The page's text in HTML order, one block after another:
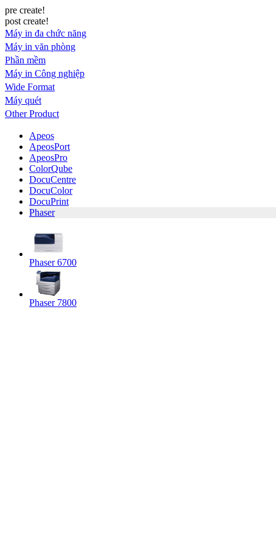
pre create!
post create!
Máy in đa chức năng
Máy in văn phòng
Phần mềm
Máy in Công nghiệp
Wide Format
Máy quét
Other Product
Apeos
ApeosPort
ApeosPro
ColorQube
DocuCentre
DocuColor
DocuPrint
Phaser
Phaser 6700
Phaser 7800